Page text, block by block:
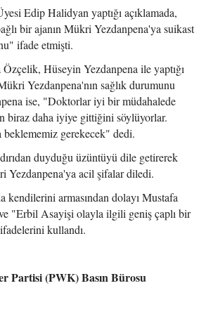
Edip Halidyan yaptığı açıklamada,
bir ajanın Mükri Yezdanpena'ya suikast
ifade etmişti.
Hüseyin Yezdanpena ile yaptığı
Yezdanpena'nın sağlık durumunu
ise, "Doktorlar iyi bir müdahalede
biraz daha iyiye gittiğini söylüyorlar.
gerekecek" dedi.
duyduğu üzüntüyü dile getirerek
Yezdanpena'ya acil şifalar diledi.
kendilerini armasından dolayı Mustafa
"Erbil Asayişi olayla ilgili geniş çaplı bir
kullandı.
Partisi (PWK) Basın Bürosu